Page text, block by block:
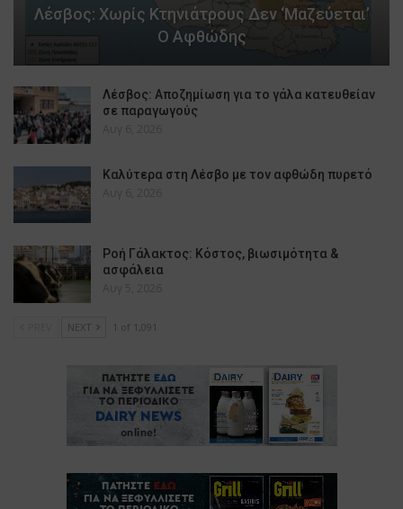
Λέσβος: Χωρίς Κτηνιάτρους Δεν ‘μαζεύεται’
Ο Αφθώδης
Λέσβος: Αποζημίωση για το γάλα κατευθείαν
σε παραγωγούς
Αυγ 6, 2026
Καλύτερα στη Λέσβο με τον αφθώδη πυρετό
Αυγ 6, 2026
Ροή Γάλακτος: Κόστος, βιωσιμότητα &
ασφάλεια
Αυγ 5, 2026
NEXT 1 of 1,091